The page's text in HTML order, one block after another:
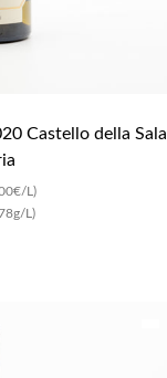
Castello della Sala
L)
L)